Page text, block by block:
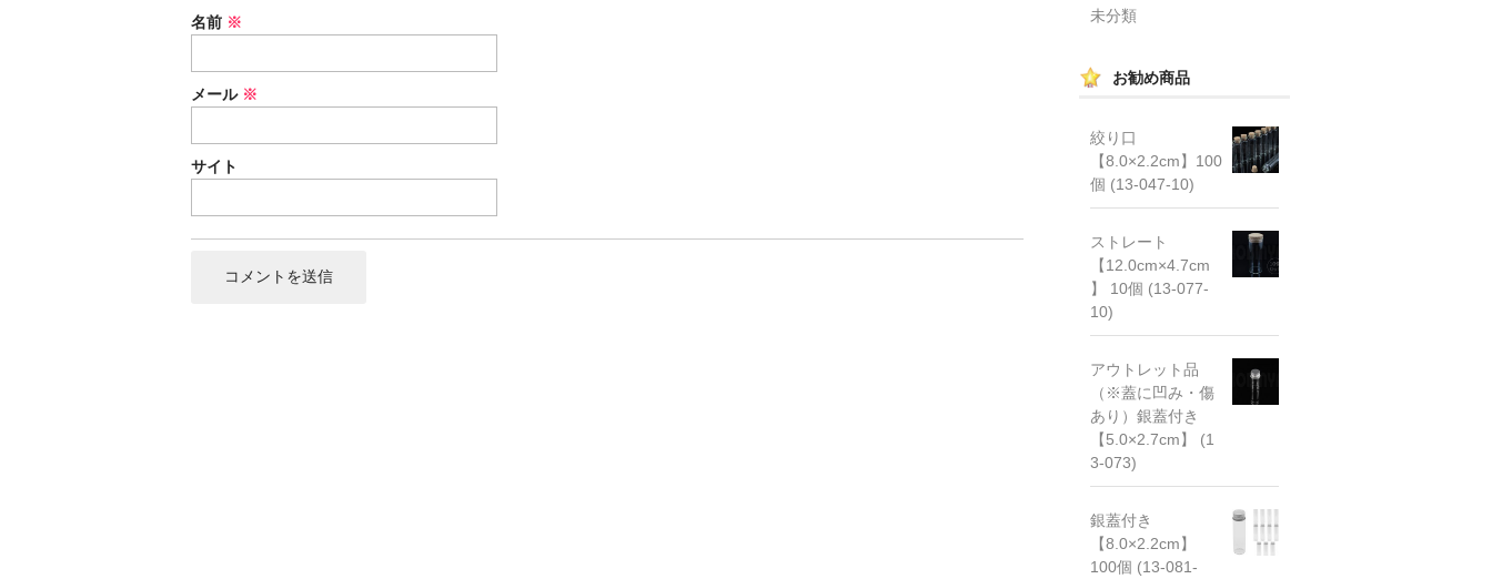
名前 ※
メール ※
サイト
未分類
お勧め商品
絞り口
【8.0×2.2cm】100
個 (13-047-10)
ストレート
【12.0cm×4.7cm
】 10個 (13-077-
10)
アウトレット品
（※蓋に凹み・傷
あり）銀蓋付き
【5.0×2.7cm】 (1
3-073)
銀蓋付き
【8.0×2.2cm】
100個 (13-081-